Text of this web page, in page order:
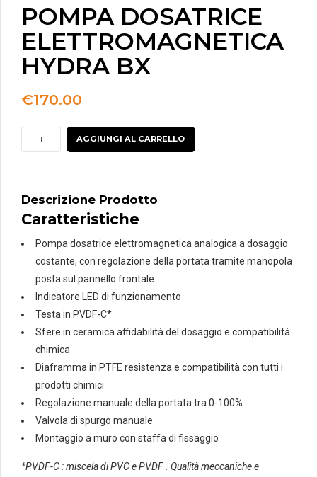
POMPA DOSATRICE
ELETTROMAGNETICA
HYDRA BX
€170.00
POMPA
DOSATRICE
BX
quantità
AGGIUNGI AL CARRELLO
Descrizione Prodotto
Caratteristiche
Pompa dosatrice elettromagnetica analogica a dosaggio
costante, con regolazione della portata tramite manopola
posta sul pannello frontale.
Indicatore LED di funzionamento
Testa in PVDF-C*
Sfere in ceramica affidabilità del dosaggio e compatibilità
chimica
Diaframma in PTFE resistenza e compatibilità con tutti i
prodotti chimici
Regolazione manuale della portata tra 0-100%
Valvola di spurgo manuale
Montaggio a muro con staffa di fissaggio
*PVDF-C : miscela di PVC e PVDF . Qualità meccaniche e